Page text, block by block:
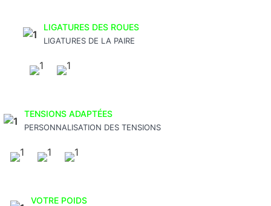
LIGATURES DES ROUES
LIGATURES DE LA PAIRE
TENSIONS ADAPTÉES
PERSONNALISATION DES TENSIONS
VOTRE POIDS